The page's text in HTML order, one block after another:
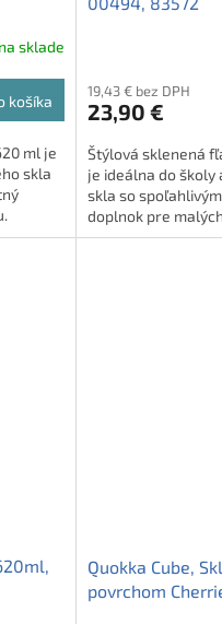
na sklade
košíka
ml je
skla
19,43 € bez DPH
23,90 €
Štýlová sklenená
je ideálna do školy
skla so
doplnok pre
Quokka Cube,
povrchom